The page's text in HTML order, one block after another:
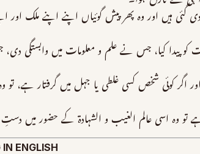
ہیں اور وہ پھر پیش گوئیاں اپنے اپنے ملک اور
کیا، جس نے علم و معلومات میں وابستگی دی،
اگر کوئی شخص کسی غلطی یا جہل میں گرفتار ہے،
تو وہ اسی عالم الغیب و الشہادۃ کے حضور میں
ENGLISH